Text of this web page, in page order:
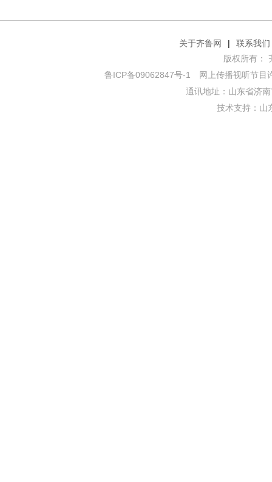
关于齐鲁网 |
联系我们
版权所有：
鲁ICP备09062847号-1
网上传播视听节目
通讯地址：山东省济
技术支持： 山